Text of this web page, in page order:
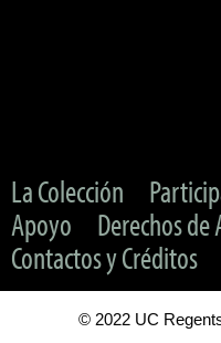
La Colección
Apoyo
Derechos de
Contactos y Créditos
© 2022 UC